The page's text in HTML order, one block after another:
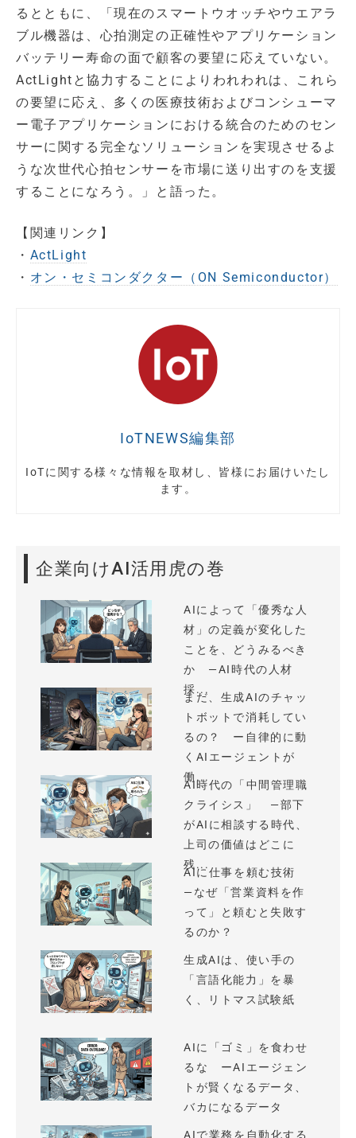
るとともに、「現在のスマートウオッチやウエアラ
ブル機器は、心拍測定の正確性やアプリケーション
バッテリー寿命の面で顧客の要望に応えていない。
ActLightと協力することによりわれわれは、これら
の要望に応え、多くの医療技術およびコンシューマ
ー電子アプリケーションにおける統合のためのセン
サーに関する完全なソリューションを実現させるよ
うな次世代心拍センサーを市場に送り出すのを支援
することになろう。」と語った。
【関連リンク】
・ ActLight
・ オン・セミコンダクター（ON Semiconductor）
IoTNEWS編集部
IoTに関する様々な情報を取材し、皆様にお届けいたし
ます。
企業向けAI活用虎の巻
AIによって「優秀な人
材」の定義が変化した
ことを、どうみるべき
か —AI時代の人材
採...
まだ、生成AIのチャッ
トボットで消耗してい
るの？ ー自律的に動
くAIエージェントが
働...
AI時代の「中間管理職
クライシス」 —部下
がAIに相談する時代、
上司の価値はどこに
残...
AIに仕事を頼む技術
—なぜ「営業資料を作
って」と頼むと失敗す
るのか？
生成AIは、使い手の
「言語化能力」を暴
く、リトマス試験紙
AIに「ゴミ」を食わせ
るな ーAIエージェン
トが賢くなるデータ、
バカになるデータ